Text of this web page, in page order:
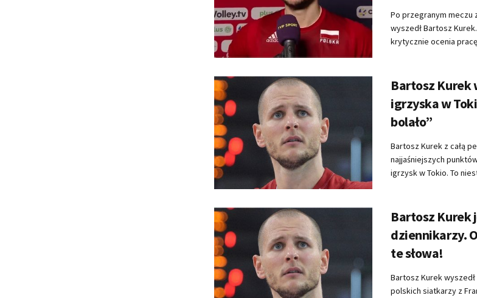
Po przegranym meczu
wyszedł Bartosz
krytycznie ocenia pracę
Bartosz Kurek
igrzyska w
bolało”
Bartosz Kurek z całą
najjaśniejszych
igrzysk w Tokio. To
Bartosz Kurek
dziennikarzy.
te słowa!
Bartosz Kurek
polskich siatkarzy z